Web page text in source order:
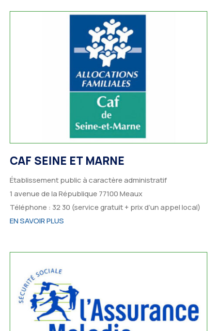
CAF SEINE ET MARNE
Établissement public à caractère administratif
1 avenue de la République 77100Meaux
Téléphone : 32 30 (service gratuit + prix d’un appel local)
EN SAVOIR PLUS